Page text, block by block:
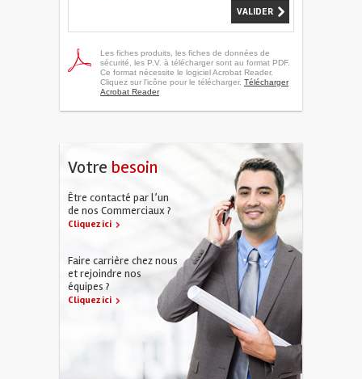
Votre besoin
Être contacté par l’un
de nos Commerciaux ?
Cliquez ici
Faire carrière chez nous
et rejoindre nos
équipes ?
Cliquez ici
Les fiches produits, les fiches de données de
sécurité, les P.V. à télécharger sont au format PDF.
Ce format nécessite le logiciel Acrobat Reader.
Cliquez sur l'icône pour le télécharger. Télécharger
Acrobat Reader